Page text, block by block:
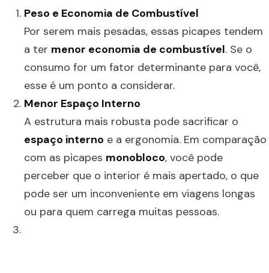
Peso e Economia de Combustível
Por serem mais pesadas, essas picapes tendem
a ter menor economia de combustível. Se o
consumo for um fator determinante para você,
esse é um ponto a considerar.
Menor Espaço Interno
A estrutura mais robusta pode sacrificar o
espaço interno e a ergonomia. Em comparação
com as picapes monobloco, você pode
perceber que o interior é mais apertado, o que
pode ser um inconveniente em viagens longas
ou para quem carrega muitas pessoas.